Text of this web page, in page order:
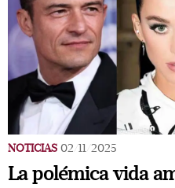
NOTICIAS 02/11/2025
La polémica vida